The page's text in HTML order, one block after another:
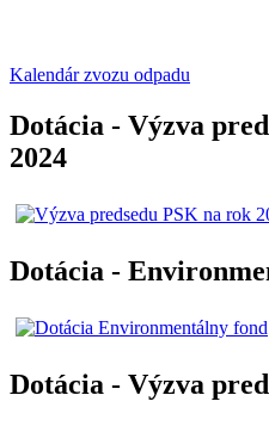
Kalendár zvozu odpadu
Dotácia - Výzva
2024
Dotácia -
Dotácia - Výzva